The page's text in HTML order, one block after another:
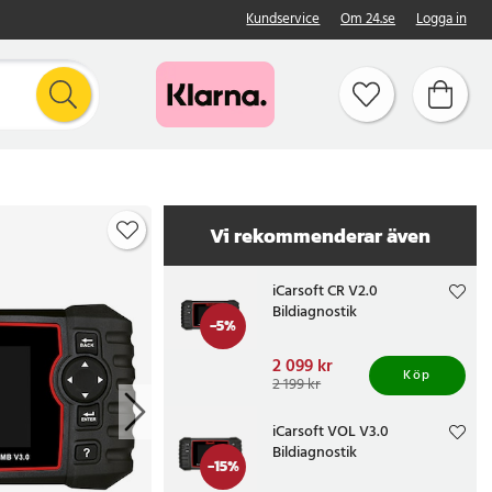
Kundservice Om 24.se Logga in
Vi rekommenderar även
-5%
iCarsoft CR V2.0
Bildiagnostik
Nuvarande pris:
2 099 kr Tidigare pris:2 199 kr
2 099 kr
2 199 kr Köp
-15%
iCarsoft VOL V3.0
Bildiagnostik